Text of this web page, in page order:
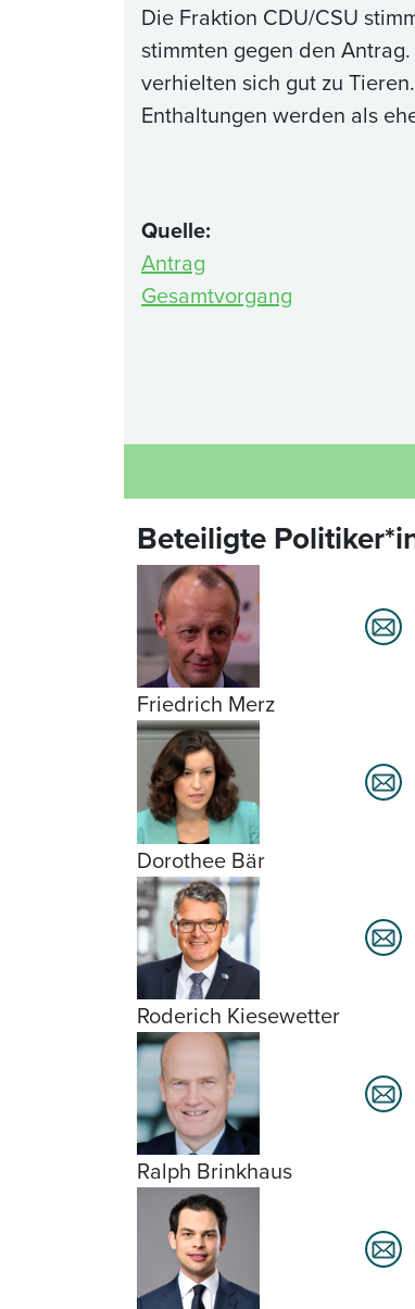
Die Fraktion CDU/CSU
stimmten gegen den
verhielten sich gut zu
Enthaltungen werden als
Quelle:
Antrag
Gesamtvorgang
Beteiligte
Friedrich Merz
Dorothee Bär
Roderich Kiesewetter
Ralph Brinkhaus